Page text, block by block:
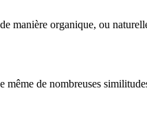
manière organique, ou
même de nombreuses